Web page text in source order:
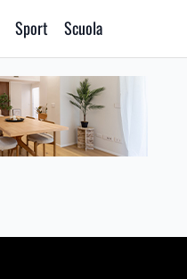
Sport Scuola